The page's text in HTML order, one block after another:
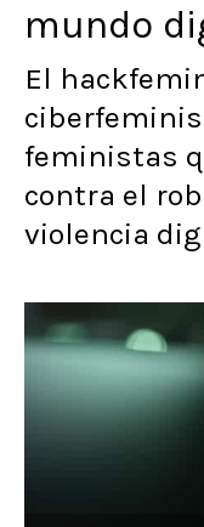
mundo
El
feministas
contra el
violencia